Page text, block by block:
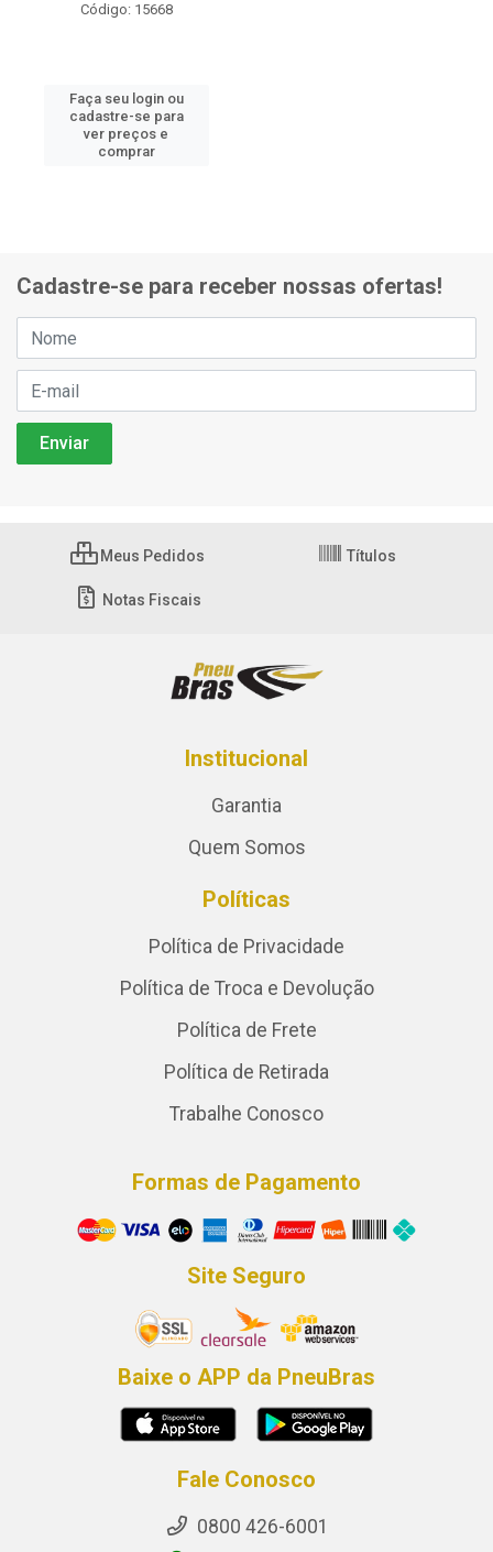
Código: 15668
Faça seu login ou
cadastre-se para
ver preços e
comprar
Cadastre-se para receber nossas ofertas!
Meus Pedidos Títulos
Notas Fiscais
Institucional
Garantia
Quem Somos
Políticas
Política de Privacidade
Política de Troca e Devolução
Política de Frete
Política de Retirada
Trabalhe Conosco
Formas de Pagamento
Site Seguro
Baixe o APP da PneuBras
Fale Conosco
0800 426-6001